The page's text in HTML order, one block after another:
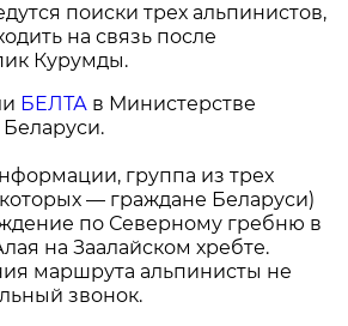
поиски трех альпинистов,
на связь после
Курумды.
БЕЛТА в Министерстве
группа из трех
— граждане Беларуси)
по Северному гребню в
на Заалайском хребте.
маршрута альпинисты не
звонок.